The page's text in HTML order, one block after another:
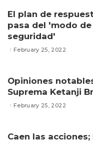
El plan de
pasa del 'modo
seguridad'
February 25, 2022
Opiniones
Suprema Ketanji
February 25, 2022
Caen las